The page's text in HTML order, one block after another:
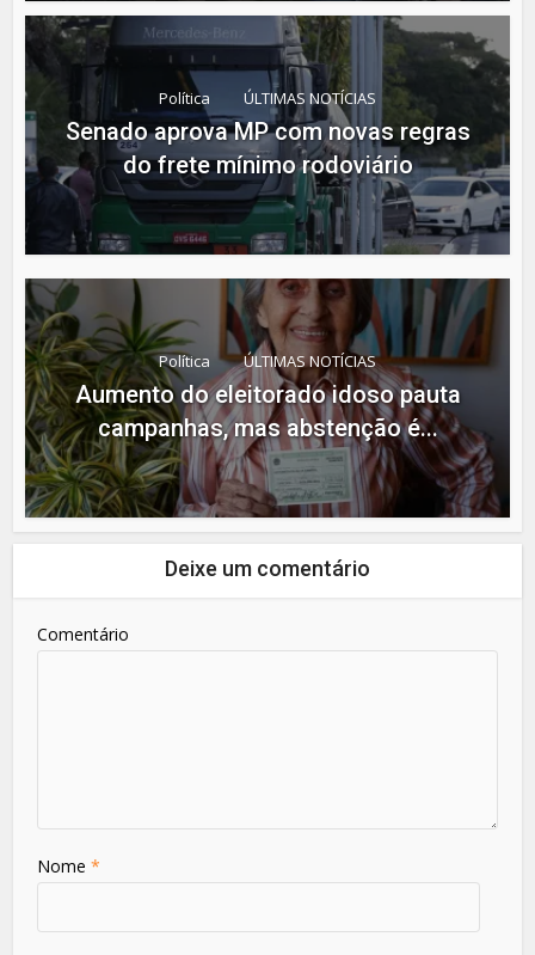
Política ÚLTIMAS NOTÍCIAS
Senado aprova MP com novas regras
do frete mínimo rodoviário
Política ÚLTIMAS NOTÍCIAS
Aumento do eleitorado idoso pauta
campanhas, mas abstenção é...
Deixe um comentário
Comentário
Nome*